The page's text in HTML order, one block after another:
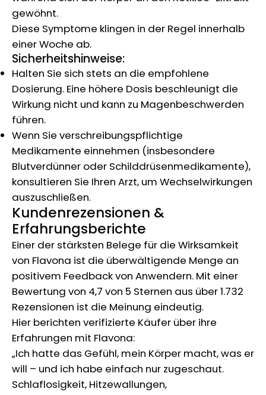
gewöhnt.
Diese Symptome klingen in der Regel innerhalb
einer Woche ab.
Sicherheitshinweise:
Halten Sie sich stets an die empfohlene
Dosierung. Eine höhere Dosis beschleunigt die
Wirkung nicht und kann zu Magenbeschwerden
führen.
Wenn Sie verschreibungspflichtige
Medikamente einnehmen (insbesondere
Blutverdünner oder Schilddrüsenmedikamente),
konsultieren Sie Ihren Arzt, um Wechselwirkungen
auszuschließen.
Kundenrezensionen &
Erfahrungsberichte
Einer der stärksten Belege für die Wirksamkeit
von Flavona ist die überwältigende Menge an
positivem Feedback von Anwendern. Mit einer
Bewertung von 4,7 von 5 Sternen aus über 1.732
Rezensionen ist die Meinung eindeutig.
Hier berichten verifizierte Käufer über ihre
Erfahrungen mit Flavona:
„Ich hatte das Gefühl, mein Körper macht, was er
will – und ich habe einfach nur zugeschaut.
Schlaflosigkeit, Hitzewallungen,